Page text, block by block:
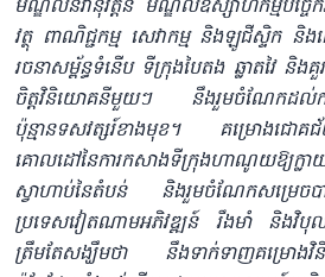
មណ្ឌលនវានុវត្តន៍ មណ្ឌលឧស្សាហកម្មបច្ចេ
វត្ថុ ពាណិជ្ជកម្ម សេវាកម្ម និងឡូជីស្ទិក និងដើ
រចនាសម្ព័ន្ធទំនើប ទីក្រុងបៃតង ឆ្លាតវៃ និង
ចិត្តវិនិយោគនីមួយៗ នឹងរួមចំណែកដល់ការបង្
ប៉ុន្មានទសវត្សរ៍ខាងមុខ។ គម្រោងជោ
គោលដៅនៃការកសាងទីក្រុងហាណូយឱ្យក្លា
ស្វាហាប់នៃតំបន់ និងរួម​ចំណែកសម្រេចបា
ប្រទេសវៀតណាមអភិវឌ្ឍន៍ រឹងមាំ និង
ត្រឹមតែសង្ឃឹមថា នឹងទាក់ទាញគម្រោងវិនិ